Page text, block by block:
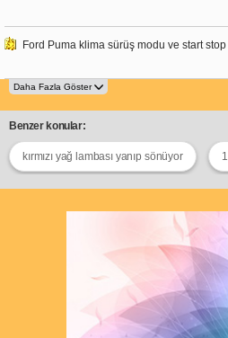
Ford Puma klima sürüş modu ve start
Benzer konular:
kırmızı yağ lambası yanıp sönüyor